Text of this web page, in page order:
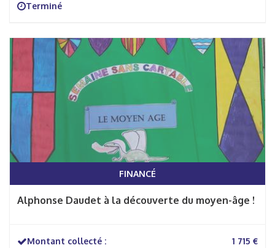
Terminé
FINANCÉ
Alphonse Daudet à la découverte du moyen-âge !
Montant collecté : 1 715 €